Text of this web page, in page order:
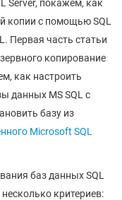
Server, покажем, как
копии с помощью SQL
Первая часть статьи
копирование
как настроить
данных MS SQL с
базу из
Microsoft SQL
баз данных SQL
критериев: